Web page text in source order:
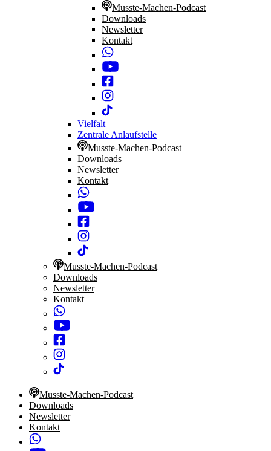
Musste-Machen-Podcast
Downloads
Newsletter
Kontakt
Vielfalt
Zentrale Anlaufstelle
Musste-Machen-Podcast
Downloads
Newsletter
Kontakt
Musste-Machen-Podcast
Downloads
Newsletter
Kontakt
Musste-Machen-Podcast
Downloads
Newsletter
Kontakt